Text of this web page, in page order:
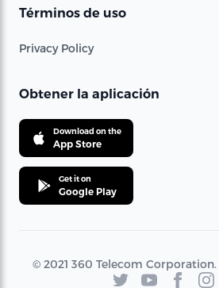
Términos de uso
Privacy Policy
Obtener la aplicación
Download on the
App Store
Get it on
Google Play
© 2021 360 Telecom